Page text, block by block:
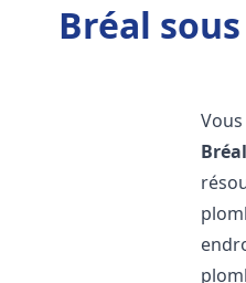
Bréal